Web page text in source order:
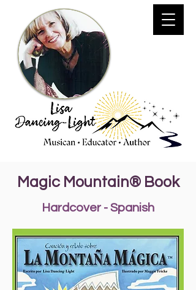
Magic Mountain®Book
Hardcover - Spanish